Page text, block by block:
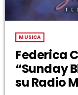
MUSICA
Federica
“Sunday
su Radio